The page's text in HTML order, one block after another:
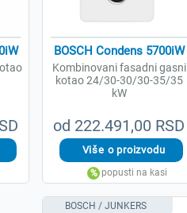
od 222.491,00 RSD
BOSCH Condens 5700iW
Kombinovani fasadni gasni
kotao 24/30-30/30-35/35
kW
BOSCH / JUNKERS